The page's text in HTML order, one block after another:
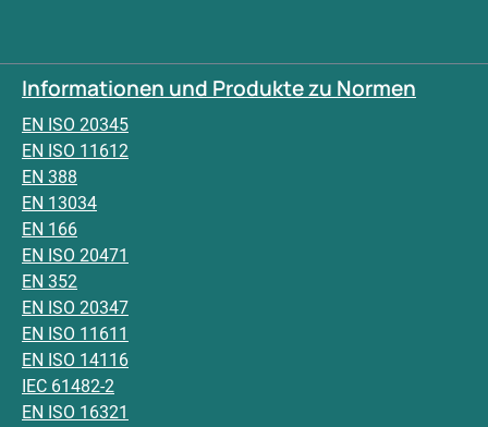
Informationen und Produkte zu Normen
EN ISO 20345
EN ISO 11612
EN 388
EN 13034
EN 166
EN ISO 20471
EN 352
EN ISO 20347
EN ISO 11611
EN ISO 14116
IEC 61482-2
EN ISO 16321